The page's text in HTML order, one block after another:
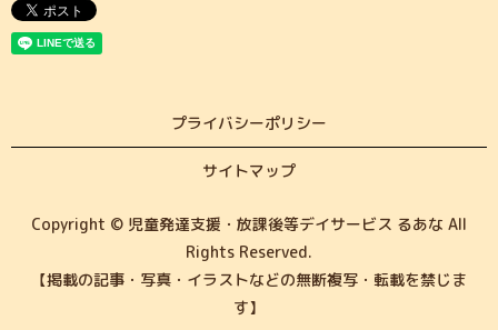
プライバシーポリシー
サイトマップ
Copyright © 児童発達支援・放課後等デイサービス るあな All
Rights Reserved.
【掲載の記事・写真・イラストなどの無断複写・転載を禁じま
す】